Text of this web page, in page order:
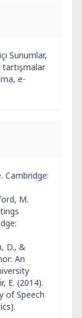
Sunumlar,
e-
Cambridge:
M.
D., &
An
E. (2014).
of Speech